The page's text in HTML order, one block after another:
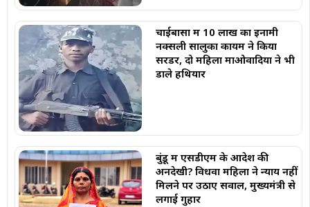
चाईबासा में 10 लाख का इनामी
नक्सली सालुका कायम ने किया
सरेंडर, दो महिला माओवादियों ने भी
डाले हथियार
बुंडू में एसडीएम के आदेश की
अनदेखी? विधवा महिला ने न्याय नहीं
मिलने पर उठाए सवाल, मुख्यमंत्री से
लगाई गुहार